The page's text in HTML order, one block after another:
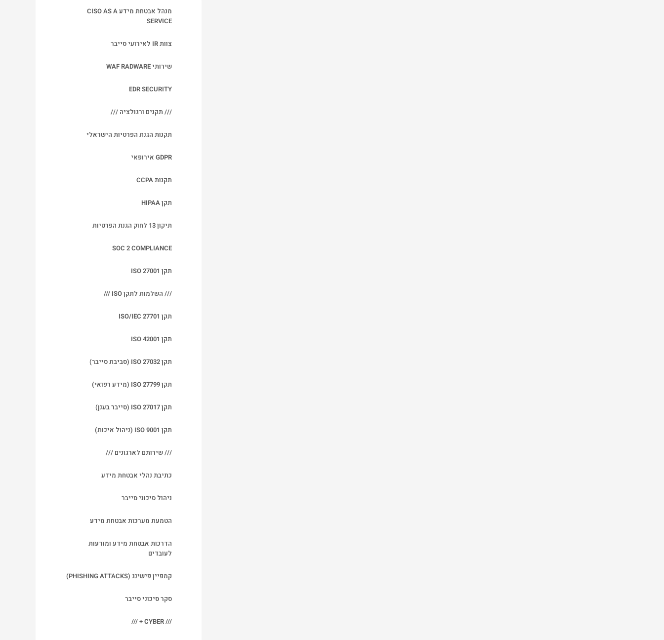
מנהל אבטחת מידע CISO AS A
SERVICE
צוות IR לאירועי סייבר
שירותי WAF RADWARE
EDR SECURITY
/// תקנים ורגולציה ///
תקנות הגנת הפרטיות הישראלי
GDPR אירופאי
תקנות CCPA
תקן HIPAA
תיקון 13 לחוק הגנת הפרטיות
SOC 2 COMPLIANCE
תקן ISO 27001
/// השלמות לתקן ISO ///
תקן ISO/IEC 27701
תקן ISO 42001
תקן ISO 27032 (סביבת סייבר)
תקן ISO 27799 (מידע רפואי)
תקן ISO 27017 (סייבר בענן)
תקן ISO 9001 (ניהול איכות)
/// שירותם לארגונים ///
כתיבת נהלי אבטחת מידע
ניהול סיכוני סייבר
הטמעת מערכות אבטחת מידע
הדרכות אבטחת מידע ומודעות
לעובדים
קמפיין פישינג (PHISHING ATTACKS)
סקר סיכוני סייבר
/// CYBER + ///